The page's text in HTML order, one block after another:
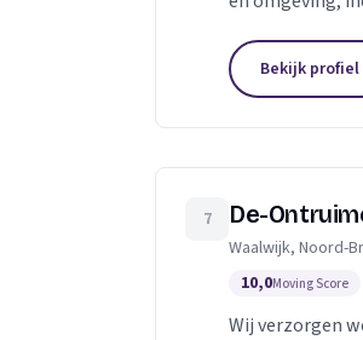
Bekijk profiel
7 De-
Waalwijk, Noord-
10,0Moving Score
Wij verzorgen